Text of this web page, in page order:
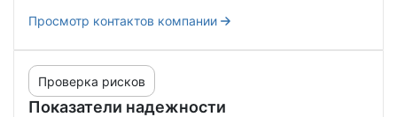
Просмотр контактов компании
Показатели надежности
Проверка рисков